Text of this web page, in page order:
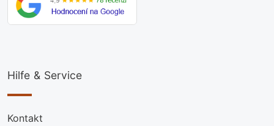
Hilfe & Service
Kontakt